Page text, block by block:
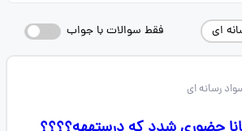
فقط سوالات با جواب